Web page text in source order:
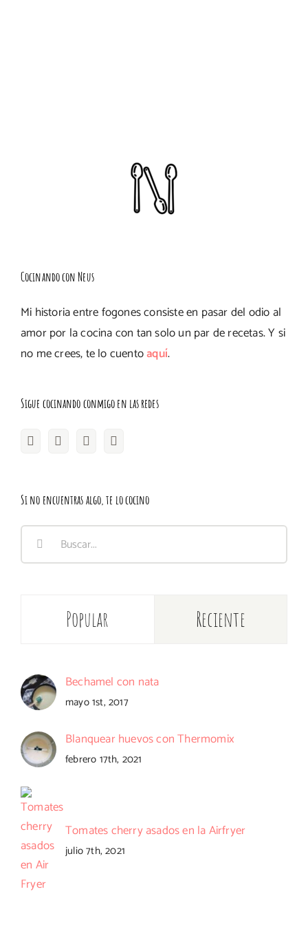
Cocinando con Neus
Mi historia entre fogones consiste en pasar del odio al
amor por la cocina con tan solo un par de recetas. Y si
no me crees, te lo cuentoaquí.
Sigue cocinando conmigo en las redes
Si no encuentras algo, te lo cocino
Buscar:
Popular Reciente
Bechamel con nata
mayo 1st, 2017
Blanquear huevos con Thermomix
febrero 17th, 2021
Tomates cherry asados en la Airfryer
julio 7th, 2021